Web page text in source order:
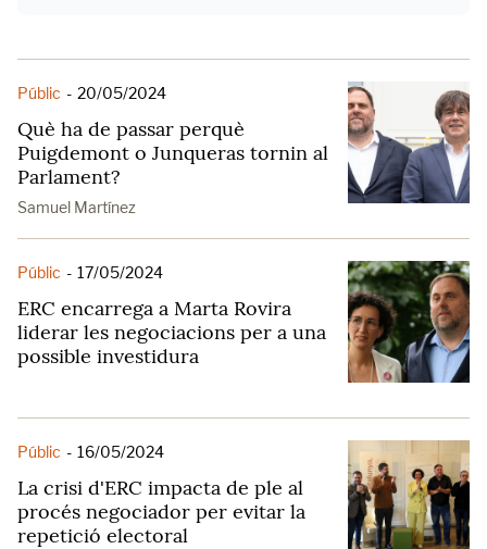
Públic - 20/05/2024
Què ha de passar perquè
Puigdemont o Junqueras tornin al
Parlament?
Samuel Martínez
Públic - 17/05/2024
ERC encarrega a Marta Rovira
liderar les negociacions per a una
possible investidura
Públic - 16/05/2024
La crisi d'ERC impacta de ple al
procés negociador per evitar la
repetició electoral